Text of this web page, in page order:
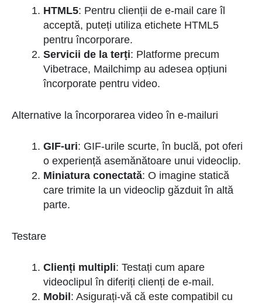
HTML5: Pentru clienții de e-mail care îl
acceptă, puteți utiliza etichete HTML5
pentru încorporare.
Servicii de la terți: Platforme precum
Vibetrace, Mailchimp au adesea opțiuni
încorporate pentru video.
Alternative la încorporarea video în e-mailuri
GIF-uri: GIF-urile scurte, în buclă, pot oferi
o experiență asemănătoare unui videoclip.
Miniatura conectată: O imagine statică
care trimite la un videoclip găzduit în altă
parte.
Testare
Clienți multipli: Testați cum apare
videoclipul în diferiți clienți de e-mail.
Mobil : Asigurați-vă că este compatibil cu